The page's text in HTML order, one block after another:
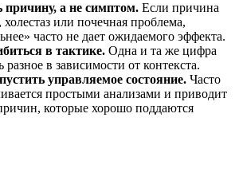
а не симптом. Если причина
или почечная проблема,
часто не дает ожидаемого эффекта.
в тактике. Одна и та же цифра
разное в зависимости от контекста.
управляемое состояние. Часто
простыми анализами и приводит
которые хорошо поддаются